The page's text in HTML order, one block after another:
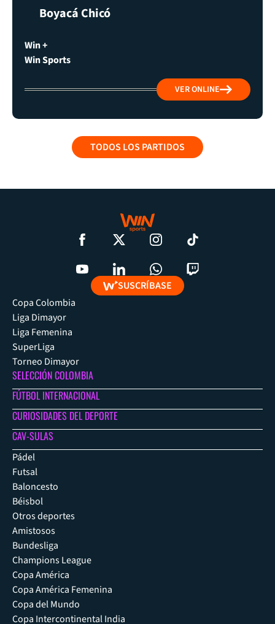
Boyacá Chicó
Win +
Win Sports
VER ONLINE
TODOS LOS PARTIDOS
SUSCRÍBASE
Copa Colombia
Liga Dimayor
Liga Femenina
SuperLiga
Torneo Dimayor
SELECCIÓN COLOMBIA
FÚTBOL INTERNACIONAL
CURIOSIDADES DEL DEPORTE
CAV-SULAS
Pádel
Futsal
Baloncesto
Béisbol
Otros deportes
Amistosos
Bundesliga
Champions League
Copa América
Copa América Femenina
Copa del Mundo
Copa Intercontinental India